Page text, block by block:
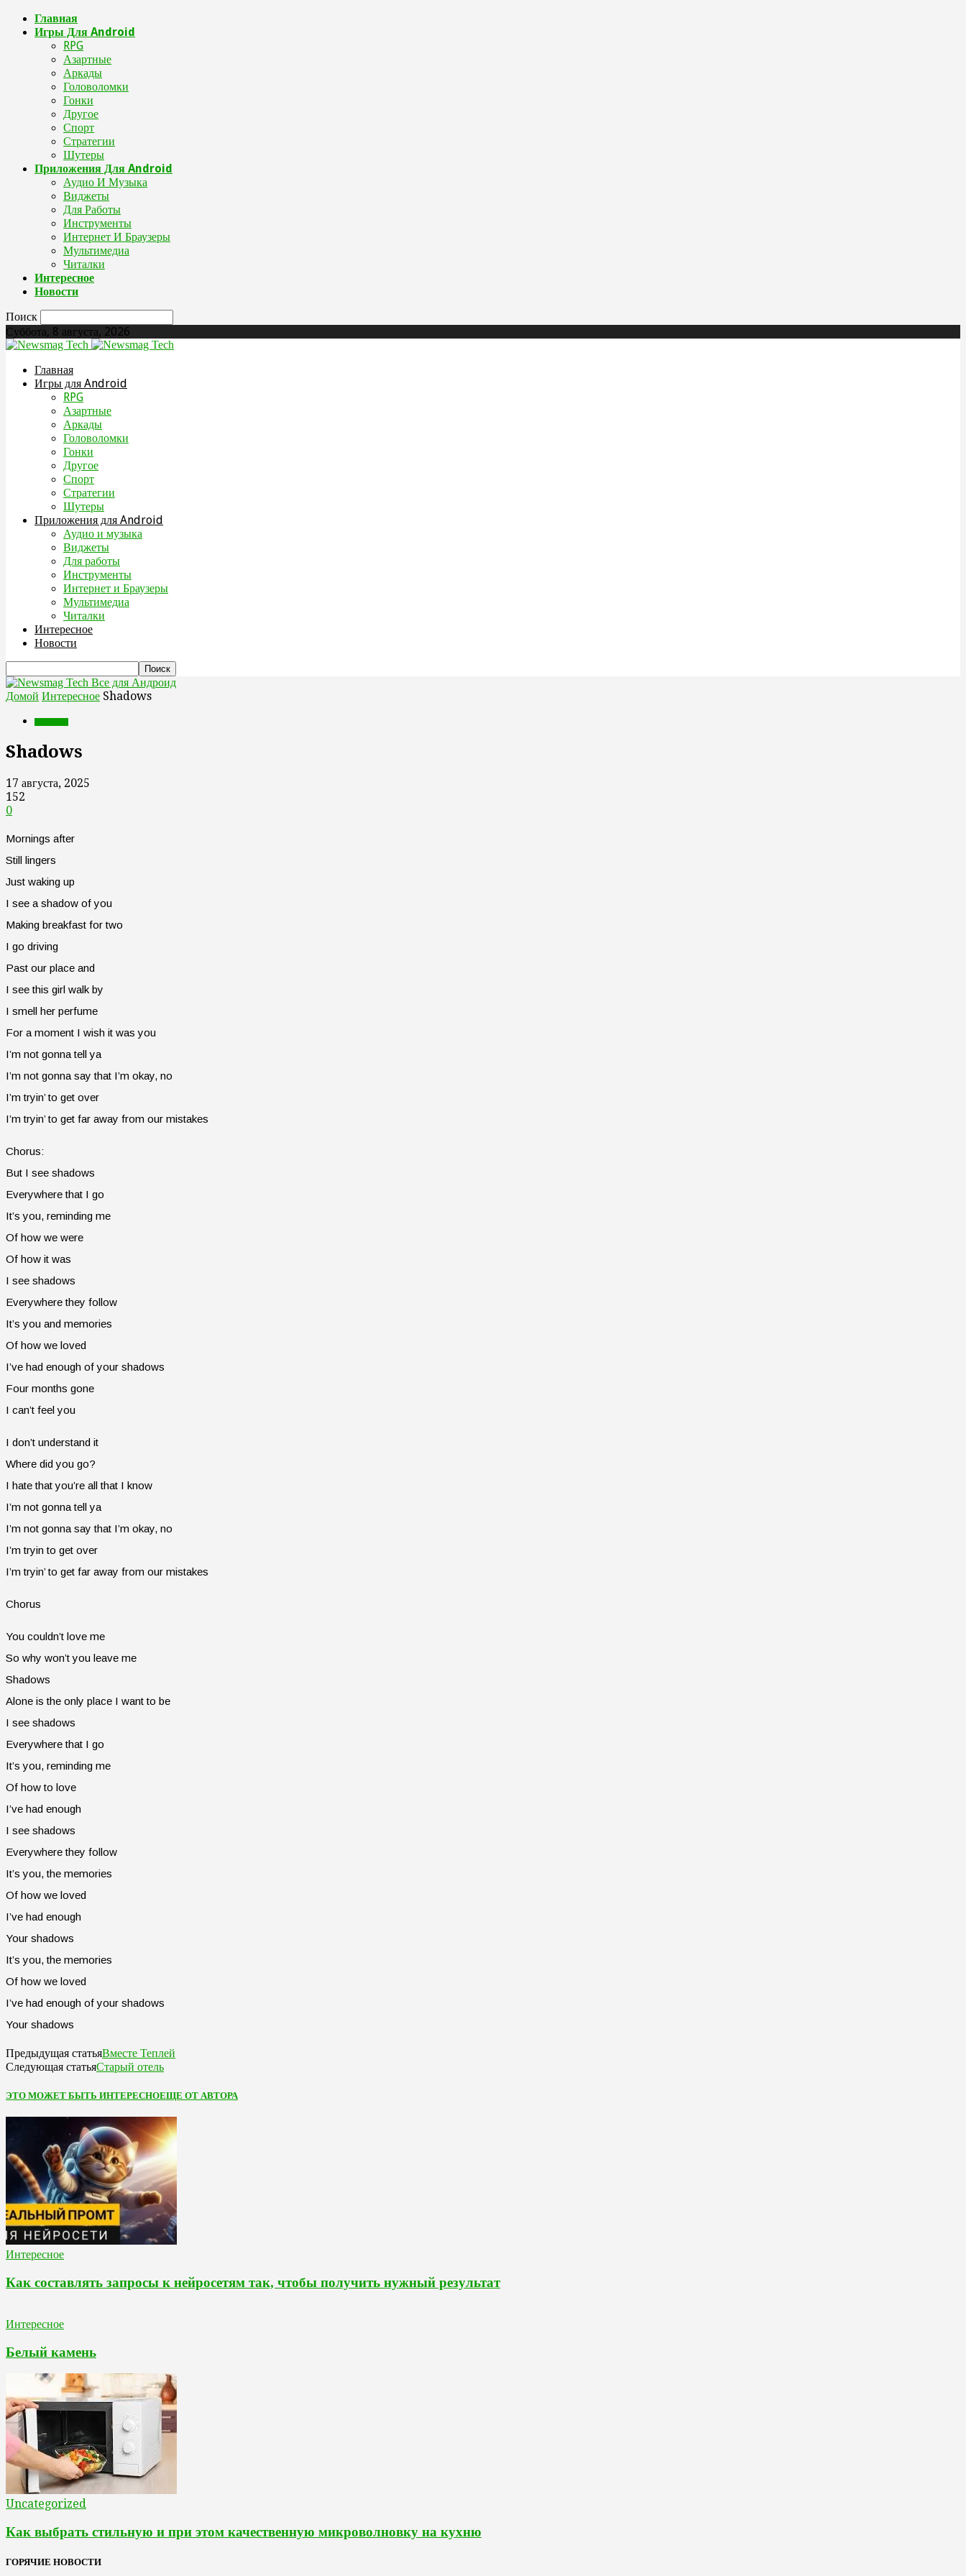
Главная
Игры Для Android
RPG
Азартные
Аркады
Головоломки
Гонки
Другое
Спорт
Стратегии
Шутеры
Приложения Для Android
Аудио И Музыка
Виджеты
Для Работы
Инструменты
Интернет И Браузеры
Мультимедиа
Читалки
Интересное
Новости
Поиск
Суббота, 8 августа, 2026
Главная
Игры для Android
RPG
Азартные
Аркады
Головоломки
Гонки
Другое
Спорт
Стратегии
Шутеры
Приложения для Android
Аудио и музыка
Виджеты
Для работы
Инструменты
Интернет и Браузеры
Мультимедиа
Читалки
Интересное
Новости
Все для Андроид
Домой Интересное Shadows
Shadows
17 августа, 2025
152
0
Mornings after
Still lingers
Just waking up
I see a shadow of you
Making breakfast for two
I go driving
Past our place and
I see this girl walk by
I smell her perfume
For a moment I wish it was you
I’m not gonna tell ya
I’m not gonna say that I’m okay, no
I’m tryin’ to get over
I’m tryin’ to get far away from our mistakes
Chorus:
But I see shadows
Everywhere that I go
It’s you, reminding me
Of how we were
Of how it was
I see shadows
Everywhere they follow
It’s you and memories
Of how we loved
I’ve had enough of your shadows
Four months gone
I can’t feel you
I don’t understand it
Where did you go?
I hate that you’re all that I know
I’m not gonna tell ya
I’m not gonna say that I’m okay, no
I’m tryin to get over
I’m tryin’ to get far away from our mistakes
Chorus
You couldn’t love me
So why won’t you leave me
Shadows
Alone is the only place I want to be
I see shadows
Everywhere that I go
It’s you, reminding me
Of how to love
I’ve had enough
I see shadows
Everywhere they follow
It’s you, the memories
Of how we loved
I’ve had enough
Your shadows
It’s you, the memories
Of how we loved
I’ve had enough of your shadows
Your shadows
Предыдущая статьяВместе Теплей
Следующая статьяСтарый отель
ЭТО МОЖЕТ БЫТЬ ИНТЕРЕСНОЕЩЕ ОТ АВТОРА
Интересное
Как составлять запросы к нейросетям так, чтобы получить нужный результат
Интересное
Белый камень
Uncategorized
Как выбрать стильную и при этом качественную микроволновку на кухню
ГОРЯЧИЕ НОВОСТИ